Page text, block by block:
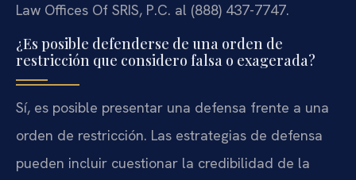
Law Offices Of SRIS, P.C. al (888) 437-7747.
¿Es posible defenderse de una orden de
restricción que considero falsa o exagerada?
Sí, es posible presentar una defensa frente a una
orden de restricción. Las estrategias de defensa
pueden incluir cuestionar la credibilidad de la